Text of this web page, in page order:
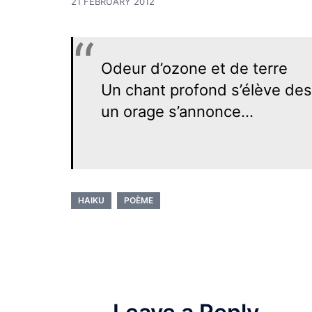
Odeur d’ozone et de terre
Un chant profond s’élève
un orage s’annonce…
HAIKU POÈME